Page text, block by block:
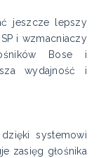
jeszcze lepszy
i wzmacniaczy
Bose i
wydajność i
systemowi
zasięg głośnika